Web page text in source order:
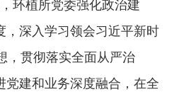
环植所党委强化政治建
，深入学习领会习近平新时
，贯彻落实全面从严治
党建和业务深度融合，在全